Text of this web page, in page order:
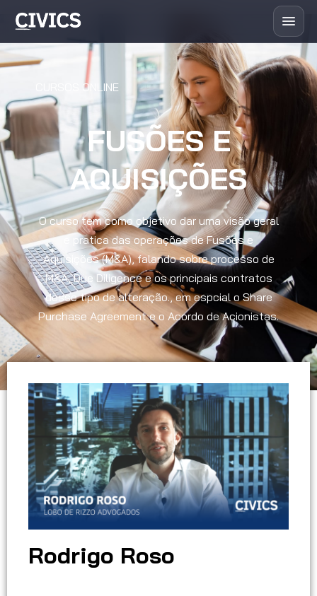
CURSOS ONLINE
FUSÕES E
AQUISIÇÕES
O curso tem como objetivo dar uma visão geral
e pratica das operações de Fusões e
Aquisições (M&A), falando sobre processo de
M&A, Due Diligence e os principais contratos
desse tipo de alteração., em espcial o Share
Purchase Agreement e o Acordo de Acionistas.
Rodrigo Roso